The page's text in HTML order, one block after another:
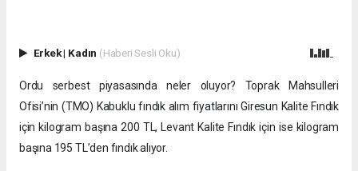
Erkek| Kadın (Haberi Sesli Oku)
Ordu serbest piyasasında neler oluyor? Toprak Mahsulleri
Ofisi’nin (TMO) Kabuklu fındık alım fiyatlarını Giresun Kalite Fındık
için kilogram başına 200 TL, Levant Kalite Fındık için ise kilogram
başına 195 TL’den fındık alıyor.